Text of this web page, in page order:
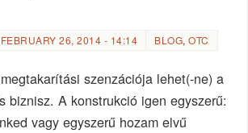
FEBRUARY 26, 2014 - 14:14 BLOG,OTC
szenzációja lehet(-ne) a
biznisz. A konstrukció igen egyszerű:
vagy egyszerű hozam elvű